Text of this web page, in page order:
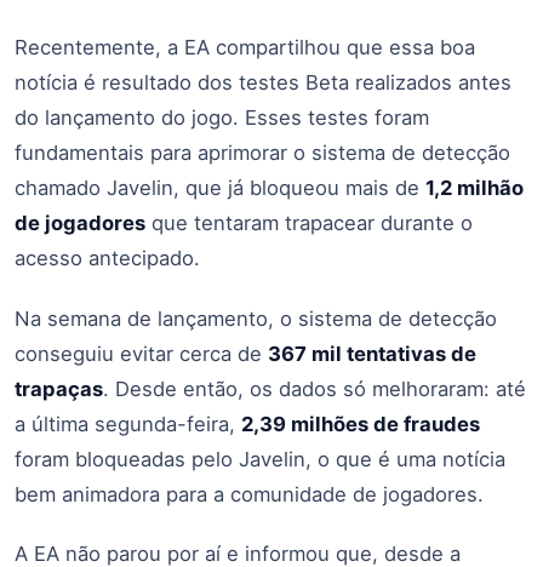
Recentemente, a EA compartilhou que essa boa
notícia é resultado dos testes Beta realizados antes
do lançamento do jogo. Esses testes foram
fundamentais para aprimorar o sistema de detecção
chamado Javelin, que já bloqueou mais de 1,2 milhão
de jogadores que tentaram trapacear durante o
acesso antecipado.
Na semana de lançamento, o sistema de detecção
conseguiu evitar cerca de 367 mil tentativas de
trapaças. Desde então, os dados só melhoraram: até
a última segunda-feira, 2,39 milhões de fraudes
foram bloqueadas pelo Javelin, o que é uma notícia
bem animadora para a comunidade de jogadores.
A EA não parou por aí e informou que, desde a